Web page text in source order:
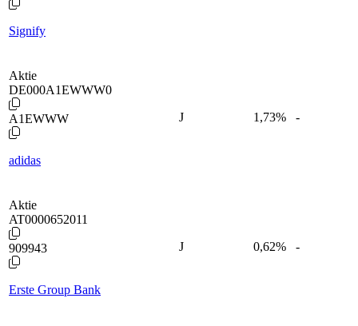
Signify
Aktie
DE000A1EWWW0
A1EWWW
adidas
J 1,73% -
Aktie
AT0000652011
909943
Erste Group Bank
J 0,62% -